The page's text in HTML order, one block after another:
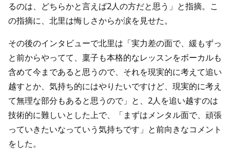
るのは、どちらかと言えば2人の方だと思う」と指摘。こ
の指摘に、北里は悔しさからか涙を見せた。
その後のインタビューで北里は「実力差の面で、緩もずっ
と前からやってて、稟子も本格的なレッスンをボーカルも
含めて今まであると思うので、それを現実的に考えて追い
越すとか、気持ち的にはやりたいですけど、現実的に考え
て無理な部分もあると思うので」と、2人を追い越すのは
技術的に難しいとした上で、「まずはメンタル面で、頑張
っていきたいなっていう気持ちです」と前向きなコメント
をした。